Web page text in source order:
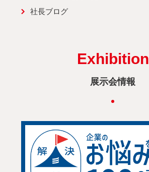
社長ブログ
Exhibition
展示会情報